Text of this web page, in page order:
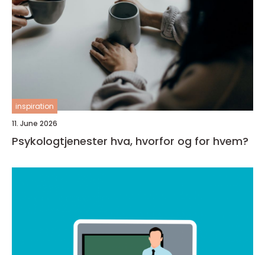
inspiration
11. June 2026
Psykologtjenester hva, hvorfor og for hvem?